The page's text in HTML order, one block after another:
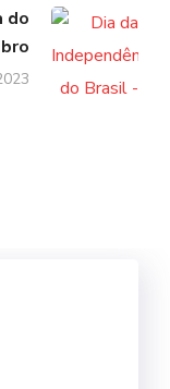
do